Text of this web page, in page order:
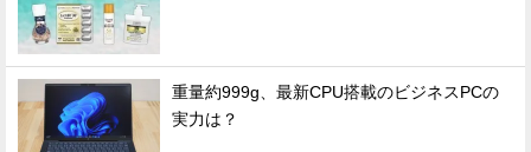
重量約999g、最新CPU搭載のビジネスPCの
実力は？